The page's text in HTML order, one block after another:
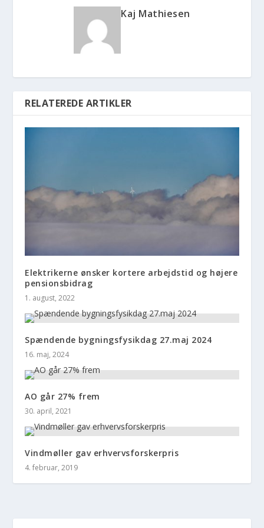
Kaj Mathiesen
RELATEREDE ARTIKLER
Elektrikerne ønsker kortere arbejdstid og højere
pensionsbidrag
1. august, 2022
Spændende bygningsfysikdag 27.maj 2024
16. maj, 2024
AO går 27% frem
30. april, 2021
Vindmøller gav erhvervsforskerpris
4. februar, 2019